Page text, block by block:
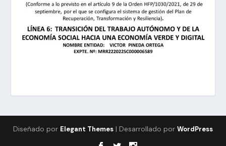
Diseñado por Elegant Themes | Desarrollado por WordPress